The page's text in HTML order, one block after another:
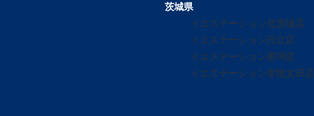
茨城県
イエステーション北茨城店
イエステーション日立店
イエステーション那珂店
イエステーション常陸太田店